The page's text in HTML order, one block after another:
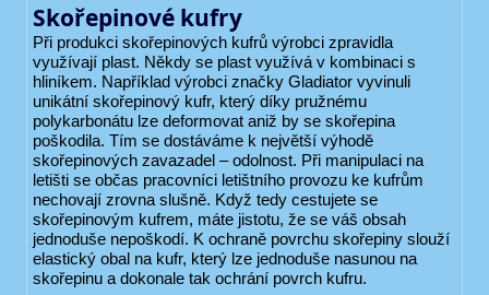
Skořepinové kufry
Při produkci skořepinových kufrů výrobci zpravidla
využívají plast. Někdy se plast využívá v kombinaci s
hliníkem. Například výrobci značky Gladiator vyvinuli
unikátní skořepinový kufr, který díky pružnému
polykarbonátu lze deformovat aniž by se skořepina
poškodila. Tím se dostáváme k největší výhodě
skořepinových zavazadel – odolnost. Při manipulaci na
letišti se občas pracovníci letištního provozu ke kufrům
nechovají zrovna slušně. Když tedy cestujete se
skořepinovým kufrem, máte jistotu, že se váš obsah
jednoduše nepoškodí. K ochraně povrchu skořepiny slouží
elastický obal na kufr, který lze jednoduše nasunou na
skořepinu a dokonale tak ochrání povrch kufru.